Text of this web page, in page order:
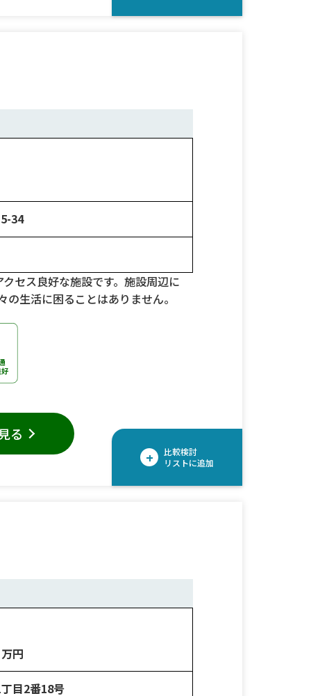
34
セス良好な施設です。施設周辺に
生活に困ることはありません。
る
+
比較検討
リストに追加
万円
目2番18号